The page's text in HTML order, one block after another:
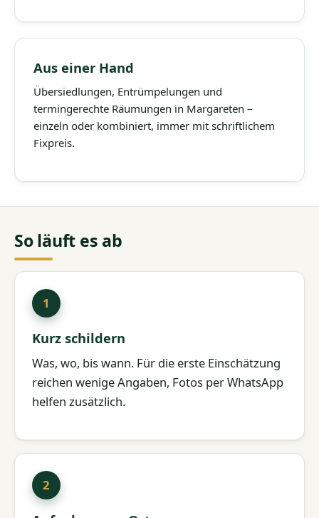
Aus einer Hand
Übersiedlungen, Entrümpelungen und
termingerechte Räumungen in Margareten –
einzeln oder kombiniert, immer mit schriftlichem
Fixpreis.
So läuft es ab
Kurz schildern
Was, wo, bis wann. Für die erste Einschätzung
reichen wenige Angaben, Fotos per WhatsApp
helfen zusätzlich.